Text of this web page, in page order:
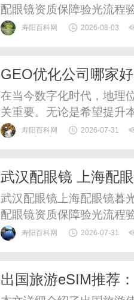
配眼镜资质保障验光流程
惠，兼顾高专业度与高性
寿阳百科网 2026-08-03
GEO优化公司哪家
在当今数字化时代，地理
关重要。无论是希望提升
的大型跨国公司，找到合
（SEO），其目的是提高
寿阳百科网 2026-07-31
武汉配眼镜 上海配
武汉配眼镜上海配眼镜暮
配眼镜资质保障验光流程
惠，兼顾高专业度与高性
寿阳百科网 2026-07-31
出国旅游eSIM推荐